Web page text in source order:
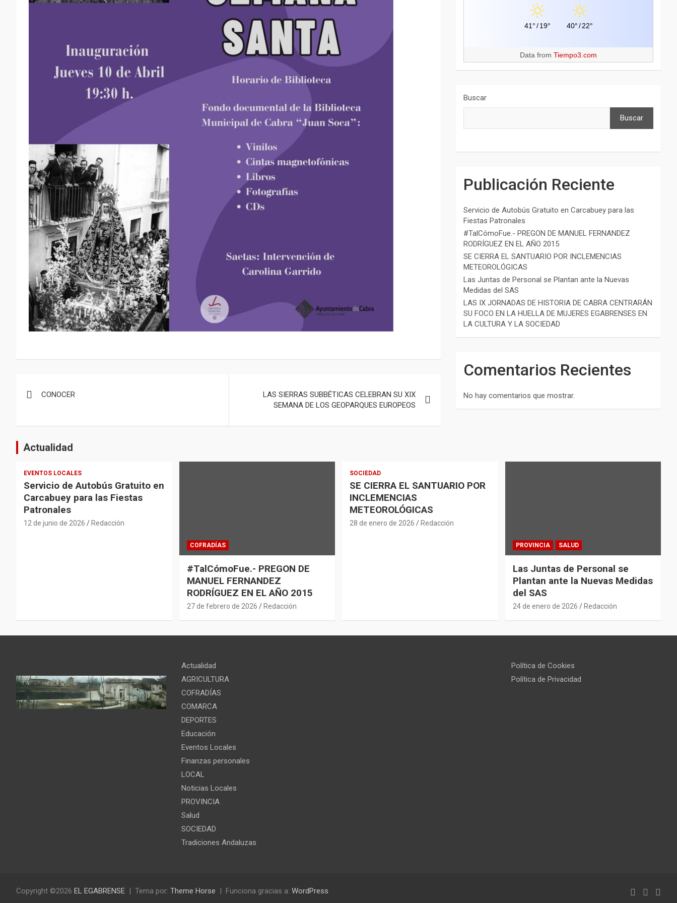
de
entradas
CONOCER
LAS SIERRAS SUBBÉTICAS CELEBRAN SU XIX
SEMANA DE LOS GEOPARQUES EUROPEOS
41°/ 19° 40°/ 22°
Data fromTiempo3.com
Buscar
Buscar
Publicación Reciente
Servicio de Autobús Gratuito en Carcabuey para las
Fiestas Patronales
#TalCómoFue.- PREGON DE MANUEL FERNANDEZ
RODRÍGUEZ EN EL AÑO 2015
SE CIERRA EL SANTUARIO POR INCLEMENCIAS
METEOROLÓGICAS
Las Juntas de Personal se Plantan ante la Nuevas
Medidas del SAS
LAS IX JORNADAS DE HISTORIA DE CABRA CENTRARÁN
SU FOCO EN LA HUELLA DE MUJERES EGABRENSES EN
LA CULTURA Y LA SOCIEDAD
Comentarios Recientes
No hay comentarios que mostrar.
Actualidad
EVENTOS LOCALES
Servicio de Autobús Gratuito en
Carcabuey para las Fiestas
Patronales
12 de junio de 2026 Redacción
COFRADÍAS
#TalCómoFue.- PREGON DE
MANUEL FERNANDEZ
RODRÍGUEZ EN EL AÑO 2015
27 de febrero de 2026 Redacción
SOCIEDAD
SE CIERRA EL SANTUARIO POR
INCLEMENCIAS
METEOROLÓGICAS
28 de enero de 2026 Redacción
PROVINCIA SALUD
Las Juntas de Personal se
Plantan ante la Nuevas Medidas
del SAS
24 de enero de 2026 Redacción
Actualidad
AGRICULTURA
COFRADÍAS
COMARCA
DEPORTES
Educación
Eventos Locales
Finanzas personales
LOCAL
Noticias Locales
PROVINCIA
Salud
SOCIEDAD
Tradiciones Andaluzas
Política de Cookies
Política de Privacidad
Copyright ©2026 EL EGABRENSE Tema por: Theme Horse Funciona gracias a: WordPress